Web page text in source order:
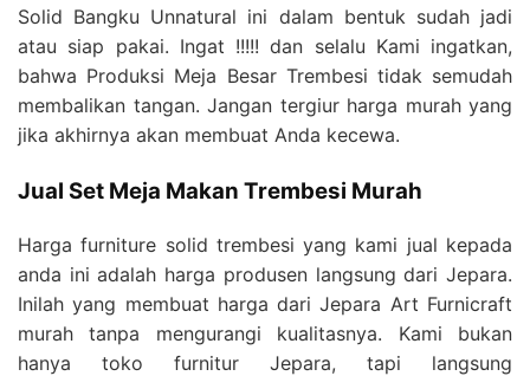
Solid Bangku Unnatural ini dalam bentuk sudah jadi
atau siap pakai. Ingat !!!!! dan selalu Kami ingatkan,
bahwa Produksi Meja Besar Trembesi tidak semudah
membalikan tangan. Jangan tergiur harga murah yang
jika akhirnya akan membuat Anda kecewa.
Jual Set Meja Makan Trembesi Murah
Harga furniture solid trembesi yang kami jual kepada
anda ini adalah harga produsen langsung dari Jepara.
Inilah yang membuat harga dari Jepara Art Furnicraft
murah tanpa mengurangi kualitasnya. Kami bukan
hanya toko furnitur Jepara, tapi langsung